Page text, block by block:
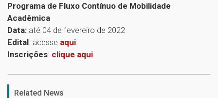
Programa de Fluxo Contínuo de Mobilidade
Acadêmica
Data: até 04 de fevereiro de 2022
Edital: acesse aqui
Inscrições: clique aqui
Related News